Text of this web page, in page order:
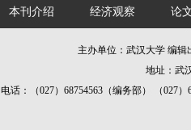
本刊介绍 经济观察 论
主办单位：武汉大学 编
地址：武
电话：（027）68754563（编务部） （027